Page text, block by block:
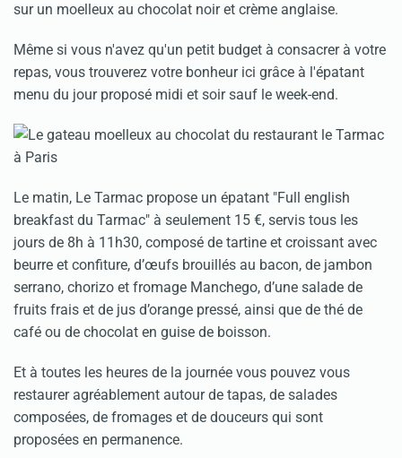
sur un moelleux au chocolat noir et crème anglaise.
Même si vous n'avez qu'un petit budget à consacrer à votre
repas, vous trouverez votre bonheur ici grâce à l'épatant
menu du jour proposé midi et soir sauf le week-end.
Le matin, Le Tarmac propose un épatant "Full english
breakfast du Tarmac" à seulement 15 €, servis tous les
jours de 8h à 11h30, composé de tartine et croissant avec
beurre et confiture, d’œufs brouillés au bacon, de jambon
serrano, chorizo et fromage Manchego, d’une salade de
fruits frais et de jus d’orange pressé, ainsi que de thé de
café ou de chocolat en guise de boisson.
Et à toutes les heures de la journée vous pouvez vous
restaurer agréablement autour de tapas, de salades
composées, de fromages et de douceurs qui sont
proposées en permanence.